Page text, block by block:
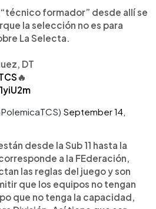
formador” desde allí se
la selección no es para
La Selecta.
DT
🔥
September 14,
desde la Sub 11 hasta la
a la FEderación,
las reglas del juego y son
que los equipos no tengan
que no tenga la capacidad,